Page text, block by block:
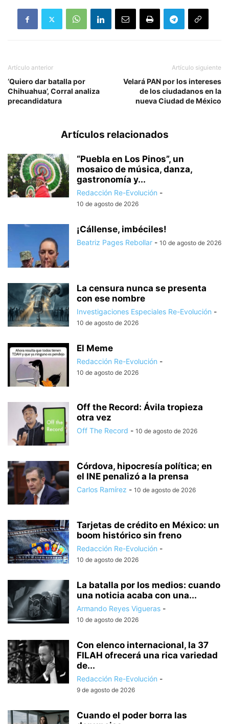
Artículo anterior
‘Quiero dar batalla por
Chihuahua’, Corral analiza
precandidatura
Artículo siguiente
Velará PAN por los intereses
de los ciudadanos en la
nueva Ciudad de México
Artículos relacionados
“Puebla en Los Pinos”, un
mosaico de música, danza,
gastronomía y...
Redacción Re-Evolución -
10 de agosto de 2026
¡Cállense, imbéciles!
Beatriz Pages Rebollar - 10 de agosto de 2026
La censura nunca se presenta
con ese nombre
Investigaciones Especiales Re-Evolución -
10 de agosto de 2026
El Meme
Redacción Re-Evolución -
10 de agosto de 2026
Off the Record: Ávila tropieza
otra vez
Off The Record - 10 de agosto de 2026
Córdova, hipocresía política; en
el INE penalizó a la prensa
Carlos Ramírez - 10 de agosto de 2026
Tarjetas de crédito en México: un
boom histórico sin freno
Redacción Re-Evolución -
10 de agosto de 2026
La batalla por los medios: cuando
una noticia acaba con una...
Armando Reyes Vigueras -
10 de agosto de 2026
Con elenco internacional, la 37
FILAH ofrecerá una rica variedad
de...
Redacción Re-Evolución -
9 de agosto de 2026
Cuando el poder borra las